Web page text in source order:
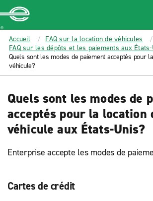
MAIN
CONTENT
Enterprise
Accueil
FAQ sur la location de véhicules
FAQ sur les dépôts et les paiements aux États-
Quels sont les modes de paiement acceptés pour
véhicule?
Quels sont les modes de
acceptés pour la location
véhicule aux États-Unis?
Enterprise accepte les modes de
Cartes de crédit